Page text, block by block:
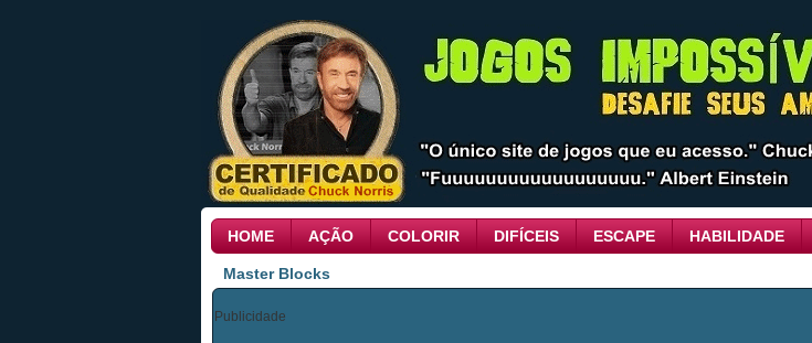
HOME AÇÃO COLORIR DIFÍCEIS ESCAPE HABILIDADE
Master Blocks
Publicidade